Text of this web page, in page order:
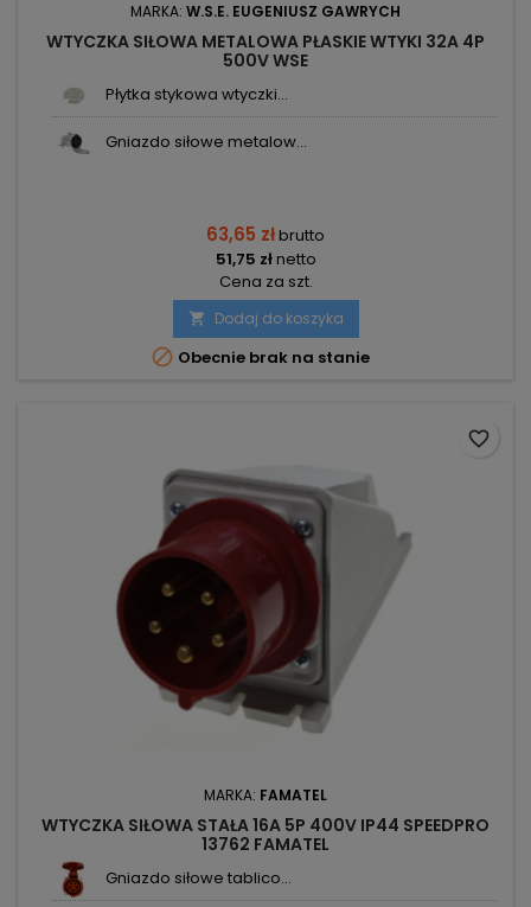
MARKA: W.S.E. EUGENIUSZ GAWRYCH
WTYCZKA SIŁOWA METALOWA PŁASKIE WTYKI 32A 4P
500V WSE
Płytka stykowa wtyczki...
Gniazdo siłowe metalow...
63,65 złbrutto
51,75 złnetto
Cena za szt.
 Dodaj do koszyka
 Obecnie brak na stanie
MARKA: FAMATEL
WTYCZKA SIŁOWA STAŁA 16A 5P 400V IP44 SPEEDPRO
13762 FAMATEL
Gniazdo siłowe tablico...
favorite_border